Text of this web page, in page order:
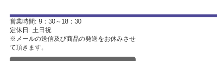
営業時間: 9：30～18：30
定休日: 土日祝
※メールの送信及び商品の発送をお休みさせ
て頂きます。